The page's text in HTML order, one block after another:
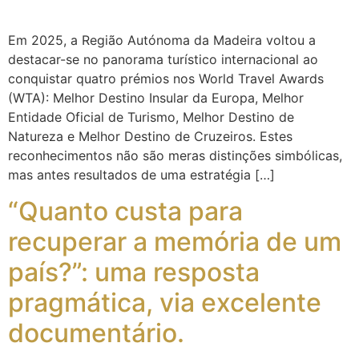
Em 2025, a Região Autónoma da Madeira voltou a
destacar-se no panorama turístico internacional ao
conquistar quatro prémios nos World Travel Awards
(WTA): Melhor Destino Insular da Europa, Melhor
Entidade Oficial de Turismo, Melhor Destino de
Natureza e Melhor Destino de Cruzeiros. Estes
reconhecimentos não são meras distinções simbólicas,
mas antes resultados de uma estratégia […]
“Quanto custa para
recuperar a memória de um
país?”: uma resposta
pragmática, via excelente
documentário.